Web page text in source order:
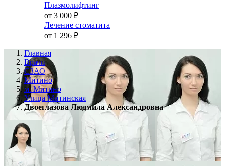
Плазмолифтинг
от 3 000 ₽
Лечение стоматита
от 1 296 ₽
Главная
Врачи
СЗАО
Митино
м. Митино
Улица Митинская
Двоеглазова Людмила Александровна